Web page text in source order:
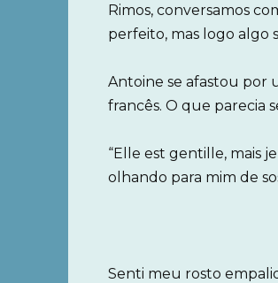
Rimos, conversamos
perfeito, mas logo algo
Antoine se afastou por
francês. O que parecia
“Elle est gentille, mais
olhando para mim de
Senti meu rosto